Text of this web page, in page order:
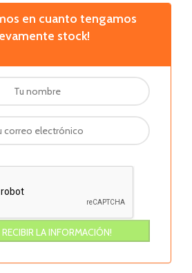
en cuanto tengamos
stock!